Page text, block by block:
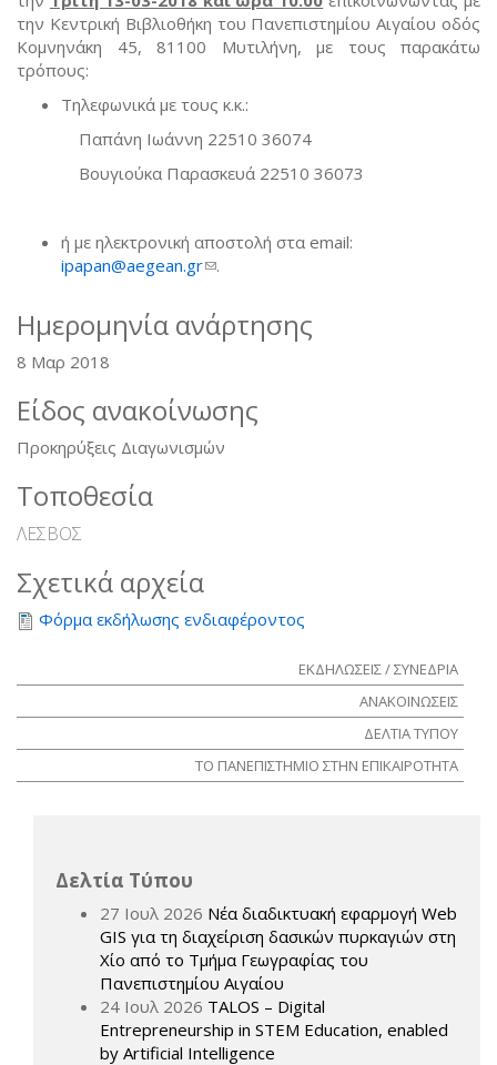
την Κεντρική Βιβλιοθήκη του Πανεπιστημίου Αιγαίου οδός
Κομνηνάκη 45, 81100 Μυτιλήνη, με τους παρακάτω
τρόπους:
Τηλεφωνικά με τους κ.κ.:
Παπάνη Ιωάννη 22510 36074
Βουγιούκα Παρασκευά 22510 36073
ή με ηλεκτρονική αποστολή στα email:
ipapan@aegean.gr(link sends e-mail)
.
Ημερομηνία ανάρτησης
8 Μαρ 2018
Είδος ανακοίνωσης
Προκηρύξεις Διαγωνισμών
Τοποθεσία
ΛΕΣΒΟΣ
Σχετικά αρχεία
Φόρμα εκδήλωσης ενδιαφέροντος
ΕΚΔΗΛΩΣΕΙΣ / ΣΥΝΕΔΡΙΑ
ΑΝΑΚΟΙΝΩΣΕΙΣ
ΔΕΛΤΙΑ ΤΥΠΟΥ
ΤΟ ΠΑΝΕΠΙΣΤΗΜΙΟ ΣΤΗΝ ΕΠΙΚΑΙΡΟΤΗΤΑ
Δελτία Τύπου
27 Ιουλ 2026 Νέα διαδικτυακή εφαρμογή Web
GIS για τη διαχείριση δασικών πυρκαγιών στη
Χίο από το Τμήμα Γεωγραφίας του
Πανεπιστημίου Αιγαίου
24 Ιουλ 2026 TALOS – Digital
Entrepreneurship in STEM Education, enabled
by Artificial Intelligence